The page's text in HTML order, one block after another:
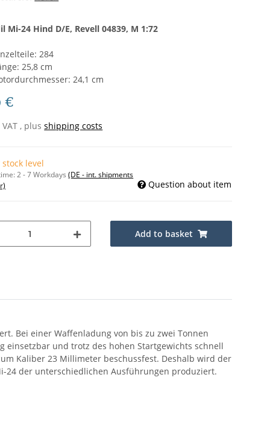
Mi-24 Hind D/E, Revell 04839, M 1:72
284
25,8 cm
24,1 cm
€
VAT , plusshipping costs
stock level
2 - 7 Workdays(DE - int. shipments
Question about item
Add to basket
Bei einer Waffenladung von bis zu zwei Tonnen
einsetzbar und trotz des hohen Startgewichts schnell
Kaliber 23 Millimeter beschussfest. Deshalb wird der
24 der unterschiedlichen Ausführungen produziert.